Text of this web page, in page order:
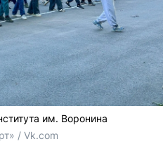
им. Воронина
/ Vk.com